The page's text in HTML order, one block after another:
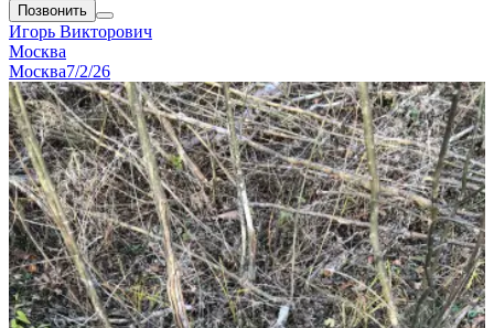
Позвонить
Игорь Викторович
Москва
Москва7/2/26